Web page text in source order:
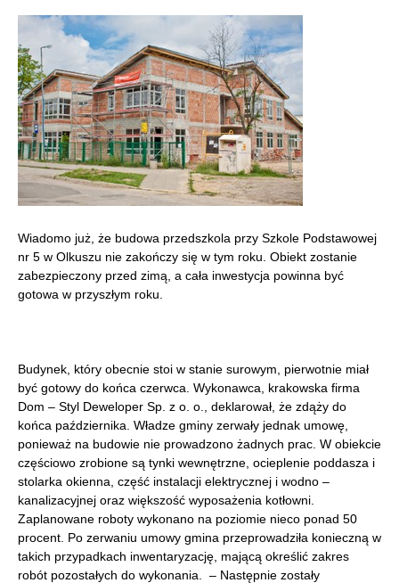
Wiadomo już, że budowa przedszkola przy Szkole Podstawowej
nr 5 w Olkuszu nie zakończy się w tym roku. Obiekt zostanie
zabezpieczony przed zimą, a cała inwestycja powinna być
gotowa w przyszłym roku.
Budynek, który obecnie stoi w stanie surowym, pierwotnie miał
być gotowy do końca czerwca. Wykonawca, krakowska firma
Dom – Styl Deweloper Sp. z o. o., deklarował, że zdąży do
końca października. Władze gminy zerwały jednak umowę,
ponieważ na budowie nie prowadzono żadnych prac. W obiekcie
częściowo zrobione są tynki wewnętrzne, ocieplenie poddasza i
stolarka okienna, część instalacji elektrycznej i wodno –
kanalizacyjnej oraz większość wyposażenia kotłowni.
Zaplanowane roboty wykonano na poziomie nieco ponad 50
procent. Po zerwaniu umowy gmina przeprowadziła konieczną w
takich przypadkach inwentaryzację, mającą określić zakres
robót pozostałych do wykonania. – Następnie zostały